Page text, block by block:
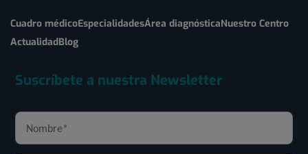
Cuadro médicoEspecialidadesÁrea diagnósticaNuestro Centro
ActualidadBlog
Suscríbete a nuestra Newsletter